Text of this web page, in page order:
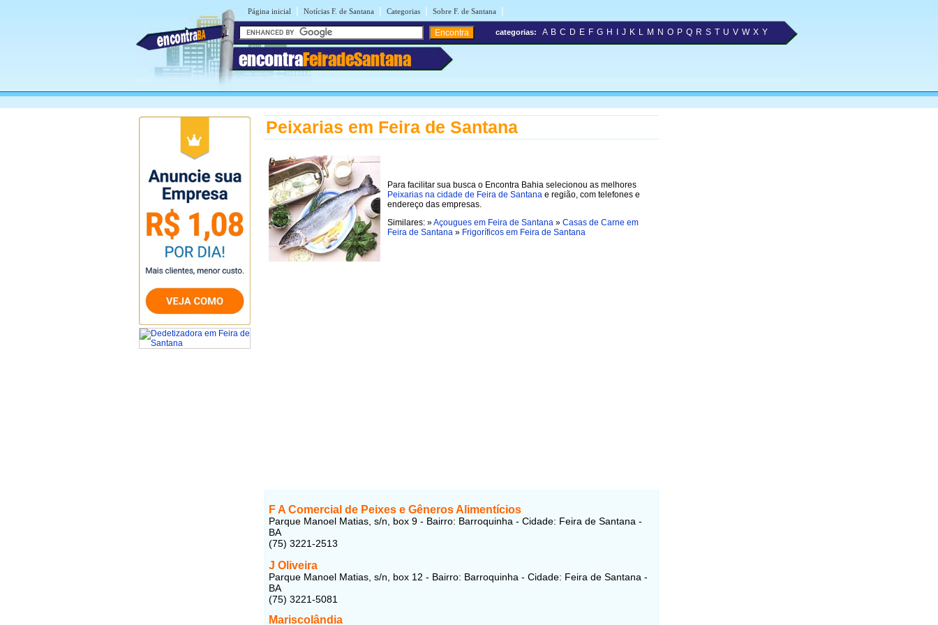
Página inicial | Notícias F. de Santana | Categorias | Sobre F. de Santana |
encontraFeiradeSantana
categorias: A B C D E F G H J K L M N O P Q R S T U V W X Y
Peixarias em Feira de Santana
Para facilitar sua busca o Encontra Bahia selecionou as melhores
Peixarias na cidade de Feira de Santana e região, com telefones e
endereço das empresas.
Similares: »Açougues em Feira de Santana » Casas de Carne em
Feira de Santana » Frigoríficos em Feira de Santana
F A Comercial de Peixes e Gêneros Alimentícios
Parque Manoel Matias, s/n, box 9 - Bairro: Barroquinha - Cidade: Feira de Santana -
BA
(75) 3221-2513
J Oliveira
Parque Manoel Matias, s/n, box 12 - Bairro: Barroquinha - Cidade: Feira de Santana -
BA
(75) 3221-5081
Mariscolândia